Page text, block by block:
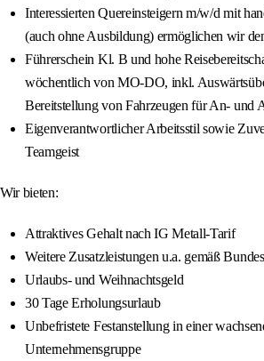
Interessierten Quereinsteigern m/w/d mit
(auch ohne Ausbildung) ermöglichen wir
Führerschein Kl. B und hohe
wöchentlich von MO-DO, inkl.
Bereitstellung von Fahrzeugen für An- und
Eigenverantwortlicher Arbeitsstil sowie
Teamgeist
Wir bieten:
Attraktives Gehalt nach IG Metall-Tarif
Weitere Zusatzleistungen u.a. gemäß
Urlaubs- und Weihnachtsgeld
30 Tage Erholungsurlaub
Unbefristete Festanstellung in einer
Unternehmensgruppe